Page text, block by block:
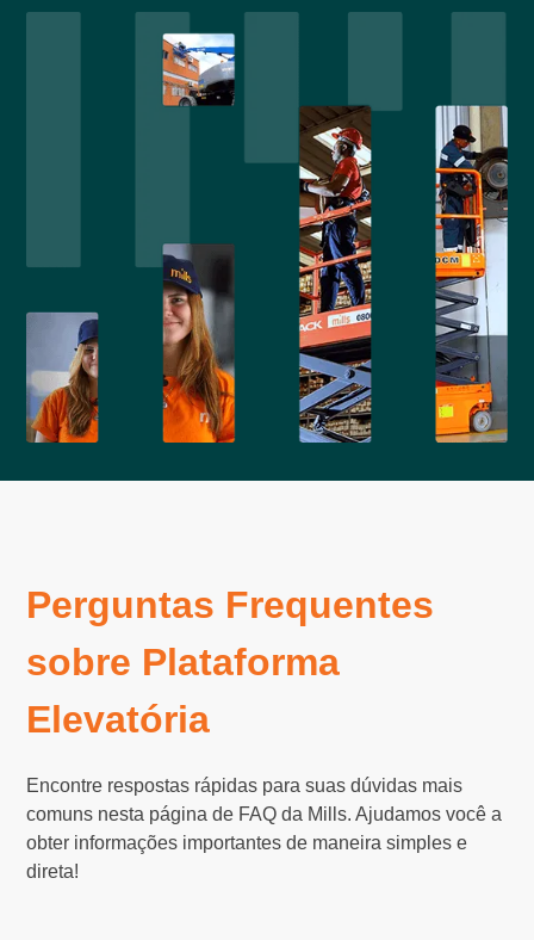
Perguntas Frequentes
sobre Plataforma
Elevatória
Encontre respostas rápidas para suas dúvidas mais
comuns nesta página de FAQ da Mills. Ajudamos você a
obter informações importantes de maneira simples e
direta!